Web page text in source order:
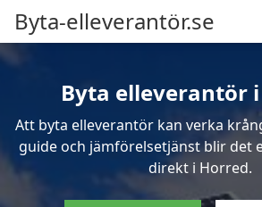
Byta-elleverantör.se
Byta elleverantör
Att byta elleverantör kan verka
guide och jämförelsetjänst blir det
direkt i Horred.